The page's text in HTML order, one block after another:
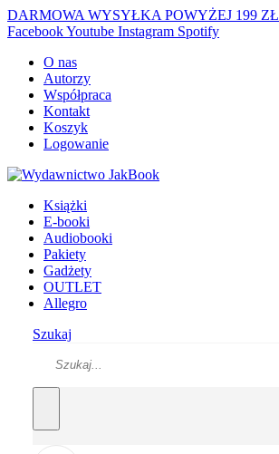
DARMOWA WYSYŁKA POWYŻEJ 199 ZŁ
FacebookYoutube Instagram Spotify
O nas
Autorzy
Współpraca
Kontakt
Koszyk
Logowanie
Książki
E-booki
Audiobooki
Pakiety
Gadżety
OUTLET
Allegro
Szukaj